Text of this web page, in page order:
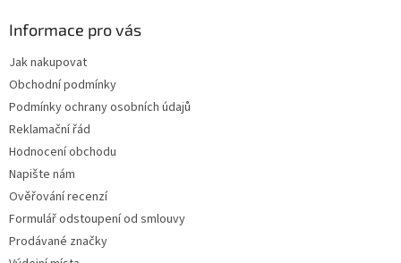
Informace pro vás
Jak nakupovat
Obchodní podmínky
Podmínky ochrany osobních údajů
Reklamační řád
Hodnocení obchodu
Napište nám
Ověřování recenzí
Formulář odstoupení od smlouvy
Prodávané značky